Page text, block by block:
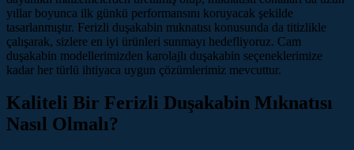
yıllar boyunca ilk günkü performansını koruyacak şekilde
tasarlanmıştır. Ferizli duşakabin mıknatısı konusunda da titizlikle
çalışarak, sizlere en iyi ürünleri sunmayı hedefliyoruz. Cam
duşakabin modellerimizden karolajlı duşakabin seçeneklerimize
kadar her türlü ihtiyaca uygun çözümlerimiz mevcuttur.
Kaliteli Bir Ferizli Duşakabin Mıknatısı
Nasıl Olmalı?